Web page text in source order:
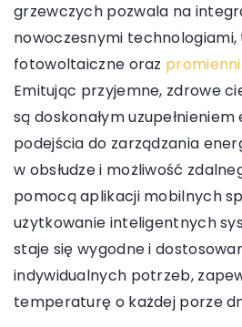
grzewczych pozwala na
nowoczesnymi
fotowoltaiczne oraz
Emitując przyjemne, zdrowe
są doskonałym
podejścia do zarządzania
w obsłudze i możliwość
pomocą aplikacji mobilnych
użytkowanie inteligentnych
staje się wygodne i
indywidualnych potrzeb,
temperaturę o każdej porze